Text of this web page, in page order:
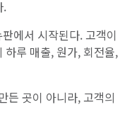
.
에서 시작된다. 고객이
하루 매출, 원가, 회전율,
든 곳이 아니라, 고객의